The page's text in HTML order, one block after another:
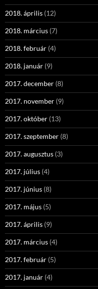
2018. április (12)
2018. március (7)
2018. február (4)
2018. január (9)
2017. december (8)
2017. november (9)
2017. október (13)
2017. szeptember (8)
2017. augusztus (3)
2017. július (4)
2017. június (8)
2017. május (5)
2017. április (9)
2017. március (4)
2017. február (5)
2017. január (4)